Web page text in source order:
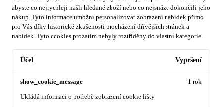
abyste co nejrychleji našli hledané zboží nebo co nejsnáze dokončili jeho
nákup. Tyto informace umožní personalizovat zobrazení nabídek přímo
pro Vás díky historické zkušenosti procházení dřívějších stránek a
nabídek. Tyto cookies prozatím nebyly roztříděny do vlastní kategorie.
Účel Vypršení
show_cookie_message
Ukládá informaci o potřebě zobrazení cookie lišty
1 rok